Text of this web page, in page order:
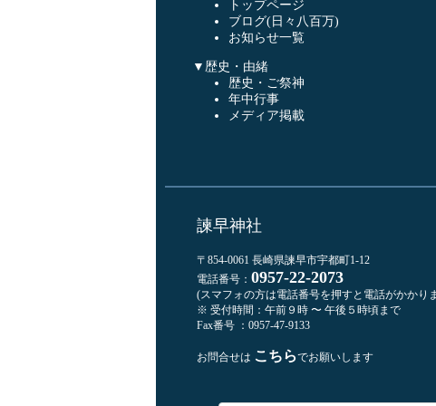
トップページ
ブログ(日々八百万)
お知らせ一覧
▼歴史・由緒
歴史・ご祭神
年中行事
メディア掲載
諫早神社
〒854-0061 長崎県諫早市宇都町1-12
電話番号： 0957-22-2073
(スマフォの方は電話番号を押すと電話がかかり
※ 受付時間：午前９時 〜 午後５時頃まで
Fax番号 ：0957-47-9133
お問合せは こちらでお願いします